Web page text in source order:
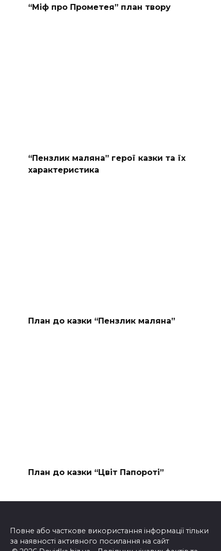
“Міф про Прометея” план твору
“Пензлик маляна” герої казки та їх
характеристика
План до казки “Пензлик маляна”
План до казки “Цвіт Папороті”
Повне або часткове використання інформації тільки
за наявності активного посилання на сайт